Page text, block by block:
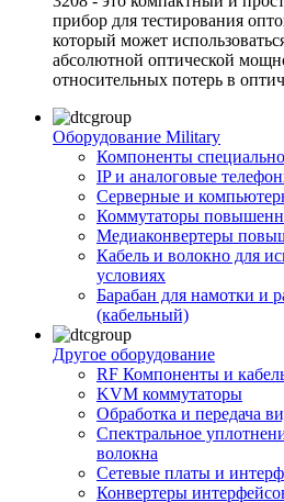
прибор для тестирования
который может
абсолютной оптической
относительных потерь в
Оборудование Military
Компоненты
IP и аналоговые
Серверные и
Коммутаторы
Медиаконвертеры
Кабель и волокно для
условиях
Барабан для намотки и
(кабельный)
Другое оборудование
RF Компоненты и
KVM коммутаторы
Обработка и передача
Спектральное
волокна
Сетевые платы и
Конвертеры